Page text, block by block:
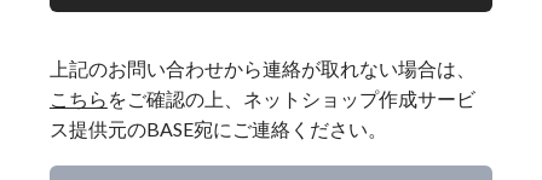
上記のお問い合わせから連絡が取れない場合は、
こちら をご確認の上、ネットショップ作成サービ
ス提供元のBASE宛にご連絡ください。